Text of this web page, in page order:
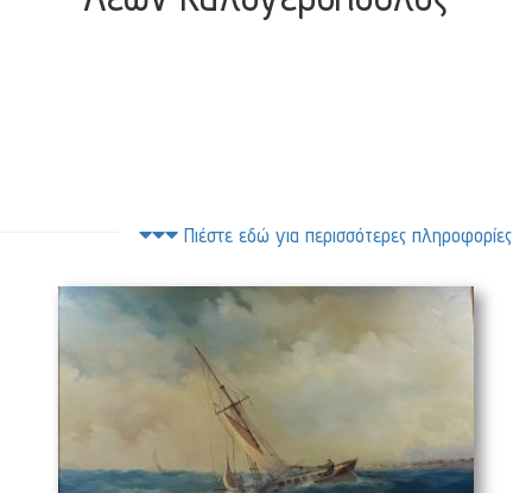
Πιέστε εδώ για περισσότερες πληροφορίες